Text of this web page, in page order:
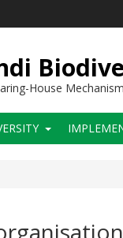
House